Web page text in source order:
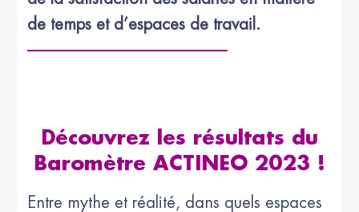
de temps et d’espaces de travail.
Découvrez les résultats du
Baromètre ACTINEO 2023 !
Entre mythe et réalité, dans quels espaces